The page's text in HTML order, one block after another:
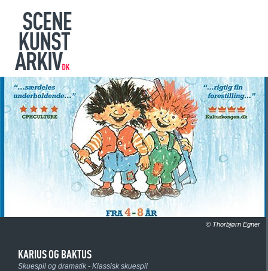
© Thorbjørn Egner
KARIUS OG BAKTUS
Skuespil og dramatik - Klassisk skuespil